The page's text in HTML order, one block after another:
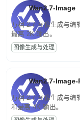
Wan2.7-Image
万相 2.7 图像生成与编
最高 2K 输出。
图像生成与处理
Wan2.7-Image-
万相 2.7 图像生成与编
和最高 4K 输出。